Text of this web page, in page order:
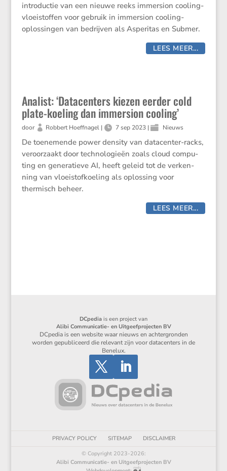
intro­ductie van een nieuwe reeks immersion cooling-
vloei­stoffen voor gebruik in immersion cooling-
oplos­singen van bedrijven als Asperitas en Submer.
LEES MEER...
Analist: ‘Datacenters kiezen eerder cold
plate-koeling dan immersion cooling’
door Robbert Hoeffnagel| 7 sep 2023 | Nieuws
De toene­mende power density van datacenter-racks,
veroor­zaakt door techno­lo­gieën zoals cloud compu­
ting en genera­tieve AI, heeft geleid tot de verken­
ning van vloei­stof­koe­ling als oplos­sing voor
thermisch beheer.
LEES MEER...
DCpedia is een project van
Alibi Communicatie- en Uitgeefprojecten BV
DCpedia is een website waar nieuws en achtergronden
worden gepubliceerd die relevant zijn voor datacenters in de
Benelux.
PRIVACY POLICY SITEMAP
DISCLAIMER
© Copyright 2023-2026:
Alibi Communicatie- en Uitgeefprojecten BV